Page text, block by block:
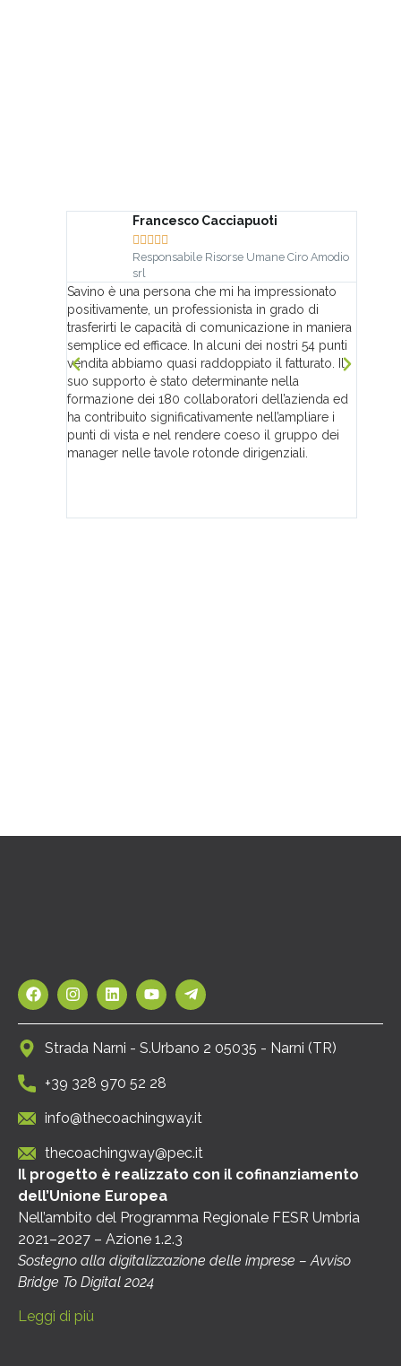
Francesco Cacciapuoti

Responsabile Risorse Umane Ciro Amodio
srl
Savino è una persona che mi ha impressionato
positivamente, un professionista in grado di
trasferirti le capacità di comunicazione in maniera
semplice ed efficace. In alcuni dei nostri 54 punti
vendita abbiamo quasi raddoppiato il fatturato. Il
suo supporto è stato determinante nella
formazione dei 180 collaboratori dell’azienda ed
ha contribuito significativamente nell’ampliare i
punti di vista e nel rendere coeso il gruppo dei
manager nelle tavole rotonde dirigenziali.
Strada Narni - S.Urbano 2 05035 - Narni (TR)
+39 328 970 52 28
info@thecoachingway.it
thecoachingway@pec.it
Il progetto è realizzato con il cofinanziamento
dell’Unione Europea
Nell’ambito del Programma Regionale FESR Umbria
2021–2027 – Azione 1.2.3
Sostegno alla digitalizzazione delle imprese – Avviso
Bridge To Digital 2024
Leggi di più